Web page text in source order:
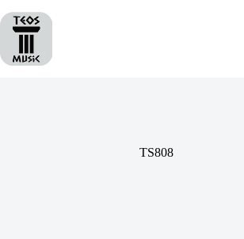
au
contenu
TS808